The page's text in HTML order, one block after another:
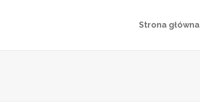
Strona główna